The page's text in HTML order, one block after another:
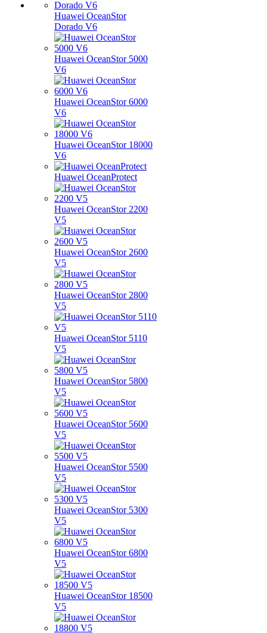
Huawei OceanStor
Dorado V6
Huawei OceanStor 5000
V6
Huawei OceanStor 6000
V6
Huawei OceanStor 18000
V6
Huawei OceanProtect
Huawei OceanStor 2200
V5
Huawei OceanStor 2600
V5
Huawei OceanStor 2800
V5
Huawei OceanStor 5110
V5
Huawei OceanStor 5800
V5
Huawei OceanStor 5600
V5
Huawei OceanStor 5500
V5
Huawei OceanStor 5300
V5
Huawei OceanStor 6800
V5
Huawei OceanStor 18500
V5